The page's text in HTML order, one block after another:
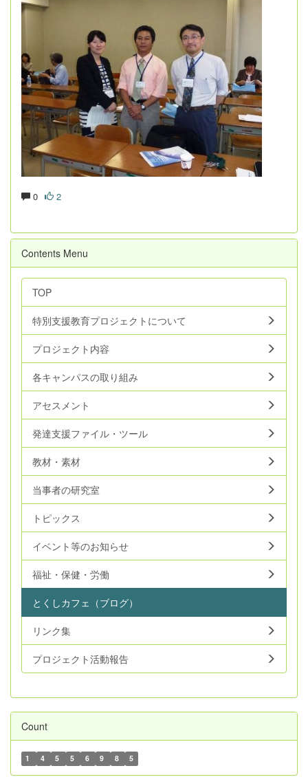
0 2
Contents Menu
TOP
特別支援教育プロジェクトについて
プロジェクト内容
各キャンパスの取り組み
アセスメント
発達支援ファイル・ツール
教材・素材
当事者の研究室
トピックス
イベント等のお知らせ
福祉・保健・労働
とくしカフェ（ブログ）
リンク集
プロジェクト活動報告
Count
1 4 5 5 6 9 8 5